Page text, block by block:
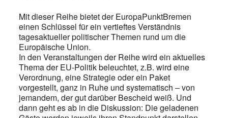
Mit dieser Reihe bietet der EuropaPunktBremen
einen Schlüssel für ein vertieftes Verständnis
tagesaktueller politischer Themen rund um die
Europäische Union.
In den Veranstaltungen der Reihe wird ein aktuelles
Thema der EU-Politik beleuchtet, z.B. wird eine
Verordnung, eine Strategie oder ein Paket
vorgestellt, ganz in Ruhe und systematisch – von
jemandem, der gut darüber Bescheid weiß. Und
dann geht es ab in die Diskussion: Die geladenen